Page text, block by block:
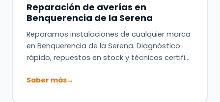
Reparación de averías en
Benquerencia de la Serena
Reparamos instalaciones de cualquier marca
en Benquerencia de la Serena. Diagnóstico
rápido, repuestos en stock y técnicos certifi…
Saber más→